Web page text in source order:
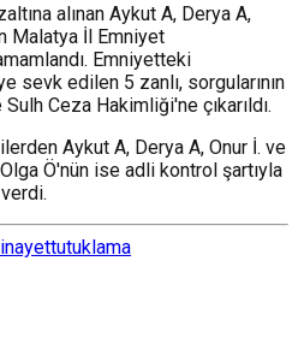
alınan Aykut A, Derya A,
Malatya İl Emniyet
Emniyetteki
sevk edilen 5 zanlı, sorgularının
Ceza Hakimliği'ne çıkarıldı.
Aykut A, Derya A, Onur İ. ve
Olga Ö'nün ise adli kontrol şartıyla
tutuklama